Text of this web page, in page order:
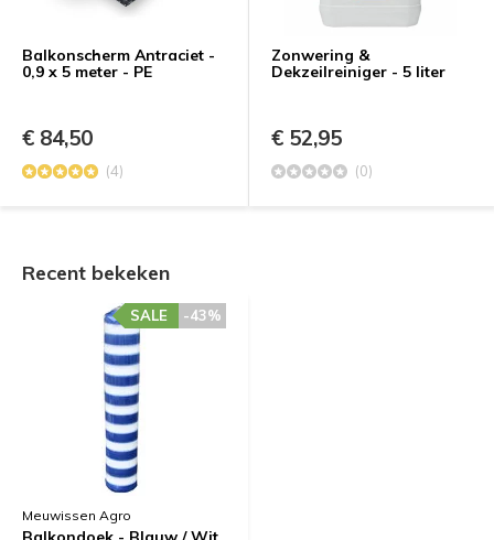
Balkonscherm Antraciet -
0,9 x 5 meter - PE
€ 84,50
(4)
Zonwering &
Dekzeilreiniger - 5 liter
€ 52,95
(0)
Recent bekeken
Meuwissen Agro
-43%
SALE